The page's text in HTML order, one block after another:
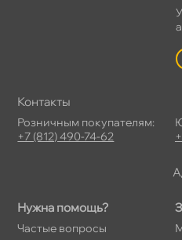
Нужна помощь?
Частые вопросы
Контакты
Розничным покупателям:
+7 (812) 490-74-62